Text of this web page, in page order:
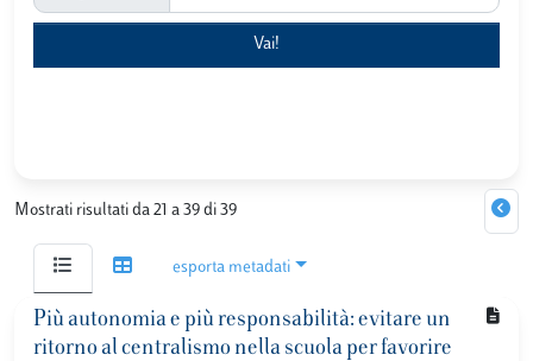
Mostrati risultati da 21 a 39 di 39
esporta metadati
Più autonomia e più responsabilità: evitare un
ritorno al centralismo nella scuola per favorire